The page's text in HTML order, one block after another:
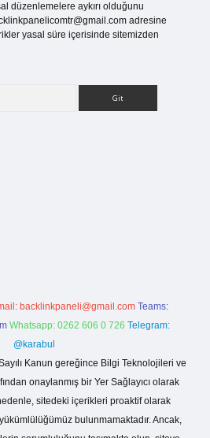
düzenlemelere aykırı olduğunu
adresine
yasal süre içerisinde sitemizden
backlinkpaneli@gmail.com Teams:
Whatsapp: 0262 606 0 726 Telegram:
@karabul
Kanun gereğince Bilgi Teknolojileri ve
onaylanmış bir Yer Sağlayıcı olarak
sitedeki içerikleri proaktif olarak
bulunmamaktadır. Ancak,